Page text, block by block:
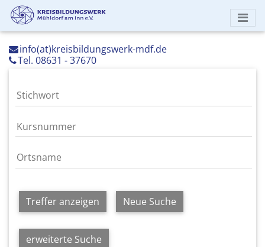
info(at)kreisbildungswerk-mdf.de
Tel. 08631 - 37670
Treffer anzeigen Neue Suche
erweiterte Suche